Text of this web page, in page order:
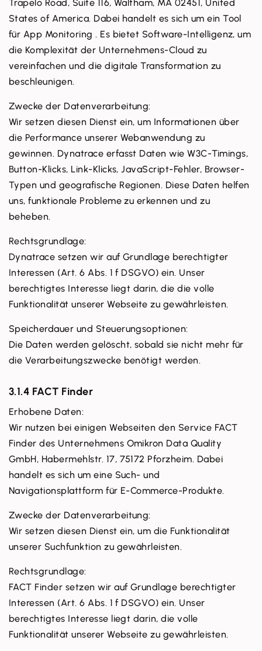
Trapelo Road, Suite 116, Waltham, MA 02451, United
States of America. Dabei handelt es sich um ein Tool
für App Monitoring . Es bietet Software-Intelligenz, um
die Komplexität der Unternehmens-Cloud zu
vereinfachen und die digitale Transformation zu
beschleunigen.
Zwecke der Datenverarbeitung:
Wir setzen diesen Dienst ein, um Informationen über
die Performance unserer Webanwendung zu
gewinnen. Dynatrace erfasst Daten wie W3C-Timings,
Button-Klicks, Link-Klicks, JavaScript-Fehler, Browser-
Typen und geografische Regionen. Diese Daten helfen
uns, funktionale Probleme zu erkennen und zu
beheben.
Rechtsgrundlage:
Dynatrace setzen wir auf Grundlage berechtigter
Interessen (Art. 6 Abs. 1 f DSGVO) ein. Unser
berechtigtes Interesse liegt darin, die die volle
Funktionalität unserer Webseite zu gewährleisten.
Speicherdauer und Steuerungsoptionen:
Die Daten werden gelöscht, sobald sie nicht mehr für
die Verarbeitungszwecke benötigt werden.
3.1.4 FACT Finder
Erhobene Daten:
Wir nutzen bei einigen Webseiten den Service FACT
Finder des Unternehmens Omikron Data Quality
GmbH, Habermehlstr. 17, 75172 Pforzheim. Dabei
handelt es sich um eine Such- und
Navigationsplattform für E-Commerce-Produkte.
Zwecke der Datenverarbeitung:
Wir setzen diesen Dienst ein, um die Funktionalität
unserer Suchfunktion zu gewährleisten.
Rechtsgrundlage:
FACT Finder setzen wir auf Grundlage berechtigter
Interessen (Art. 6 Abs. 1 f DSGVO) ein. Unser
berechtigtes Interesse liegt darin, die volle
Funktionalität unserer Webseite zu gewährleisten.